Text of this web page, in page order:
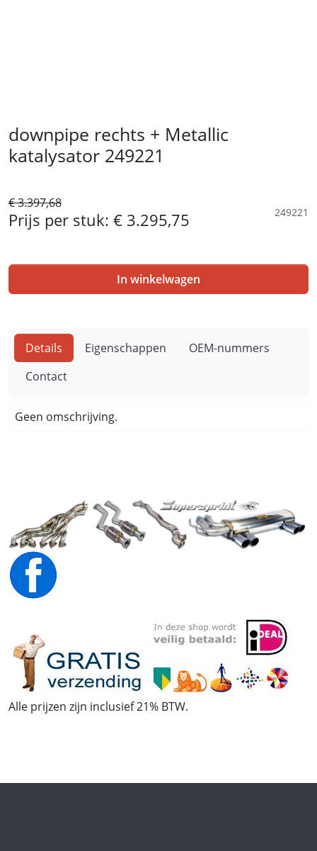
downpipe rechts + Metallic
katalysator 249221
€ 3.397,68
Prijs per stuk: € 3.295,75 249221
In winkelwagen
Details Eigenschappen
OEM-nummers
Contact
Geen omschrijving.
Alle prijzen zijn inclusief 21% BTW.